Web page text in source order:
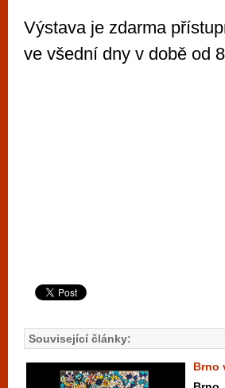
Výstava je zdarma
ve všední dny v době od
Související články:
Brno